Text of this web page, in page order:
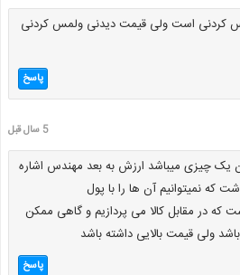
کردنی است ولی قیمت دیدنی ولمس کردنی
پاسخ
5 سال قبل
یک چیزی میباشد ارزش به بعد مهندس اشاره
که نمیتوانیم آن ها را با پول
که در مقابل کالا می پردازیم و گاهی ممکن
ولی قیمت بالایی داشته باشد
پاسخ